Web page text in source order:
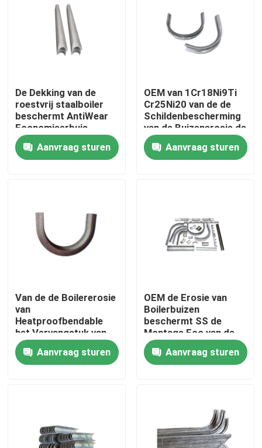
Huis
Producten
Fabrieksreis
Kwaliteitscontrole
Contacteer ons
Verzoek om een Citaat
De Delen van de boileroven
koolstofstaalplaat
De Dekking van de
roestvrij staalboiler
beschermt AntiWear
Economiserbuis
Aanvraag sturen
OEM van 1Cr18Ni9Ti
Cr25Ni20 van de de
Schildenbescherming
van de Buizenerosie de
Oververhitteropwarmer
Aanvraag sturen
Van de de Boilererosie
van
Heatproofbendable
het Vervangstuk van
de het Schildboiler
voor CFBC
Aanvraag sturen
OEM de Erosie van
Boilerbuizen
beschermt SS de
Montage Eco van de
Roestvrij staalmetalen
kap Aanvraag sturen